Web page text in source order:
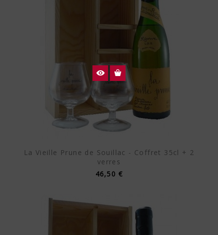
La Vieille Prune de Souillac - Coffret 35cl + 2
verres
46,50 €